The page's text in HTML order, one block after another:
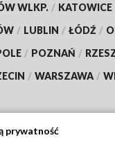
WLKP. / KATOWICE
/ LUBLIN / ŁÓDŹ /
/ POZNAŃ /
/ WARSZAWA /
prywatność